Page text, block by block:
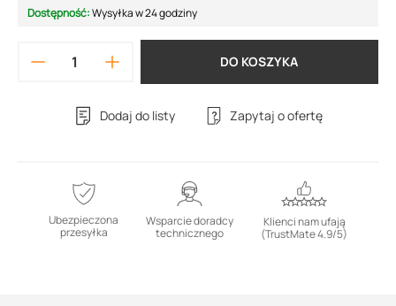
Dostępność:Wysyłka w 24 godziny
DO KOSZYKA
Dodaj do listy Zapytaj o ofertę
Ubezpieczona
przesyłka
Wsparcie doradcy
technicznego
Klienci nam ufają
(TrustMate 4.9/5)